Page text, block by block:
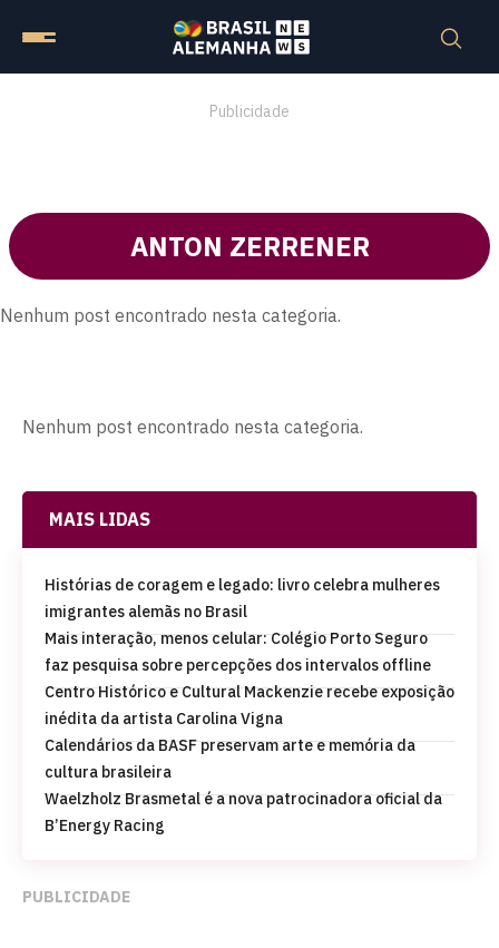
Publicidade
ANTON ZERRENER
Nenhum post encontrado nesta categoria.
Nenhum post encontrado nesta categoria.
MAIS LIDAS
Histórias de coragem e legado: livro celebra mulheres
imigrantes alemãs no Brasil
Mais interação, menos celular: Colégio Porto Seguro
faz pesquisa sobre percepções dos intervalos offline
Centro Histórico e Cultural Mackenzie recebe exposição
inédita da artista Carolina Vigna
Calendários da BASF preservam arte e memória da
cultura brasileira
Waelzholz Brasmetal é a nova patrocinadora oficial da
B’Energy Racing
PUBLICIDADE